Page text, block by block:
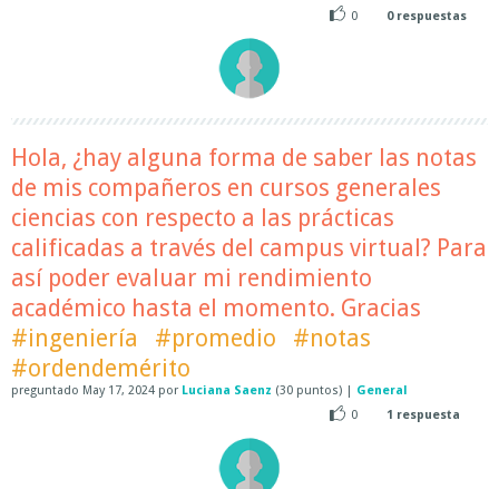
0
0respuestas
Hola, ¿hay alguna forma de saber las notas
de mis compañeros en cursos generales
ciencias con respecto a las prácticas
calificadas a través del campus virtual? Para
así poder evaluar mi rendimiento
académico hasta el momento. Gracias
#ingeniería
#promedio
#notas
#ordendemérito
preguntado May 17, 2024 por Luciana Saenz (30 puntos) | General
0
1 respuesta